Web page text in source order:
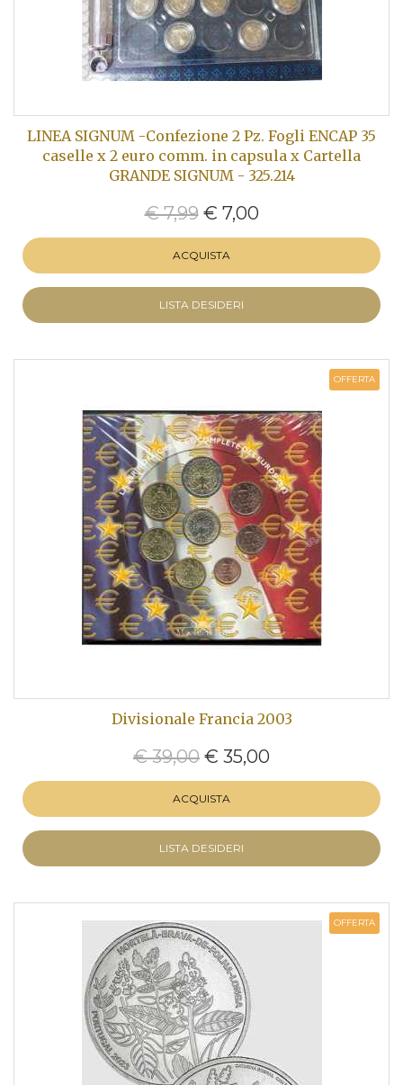
LINEA SIGNUM -Confezione 2 Pz. Fogli ENCAP 35
caselle x 2 euro comm. in capsula x Cartella
GRANDE SIGNUM - 325.214
€ 7,99€ 7,00
ACQUISTA
LISTA DESIDERI
OFFERTA
Divisionale Francia 2003
€ 39,00 € 35,00
ACQUISTA
LISTA DESIDERI
OFFERTA